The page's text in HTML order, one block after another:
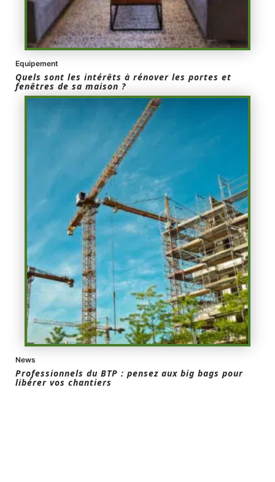
Equipement
Quels sont les intérêts à rénover les portes et
fenêtres de sa maison ?
News
Professionnels du BTP : pensez aux big bags pour
libérer vos chantiers